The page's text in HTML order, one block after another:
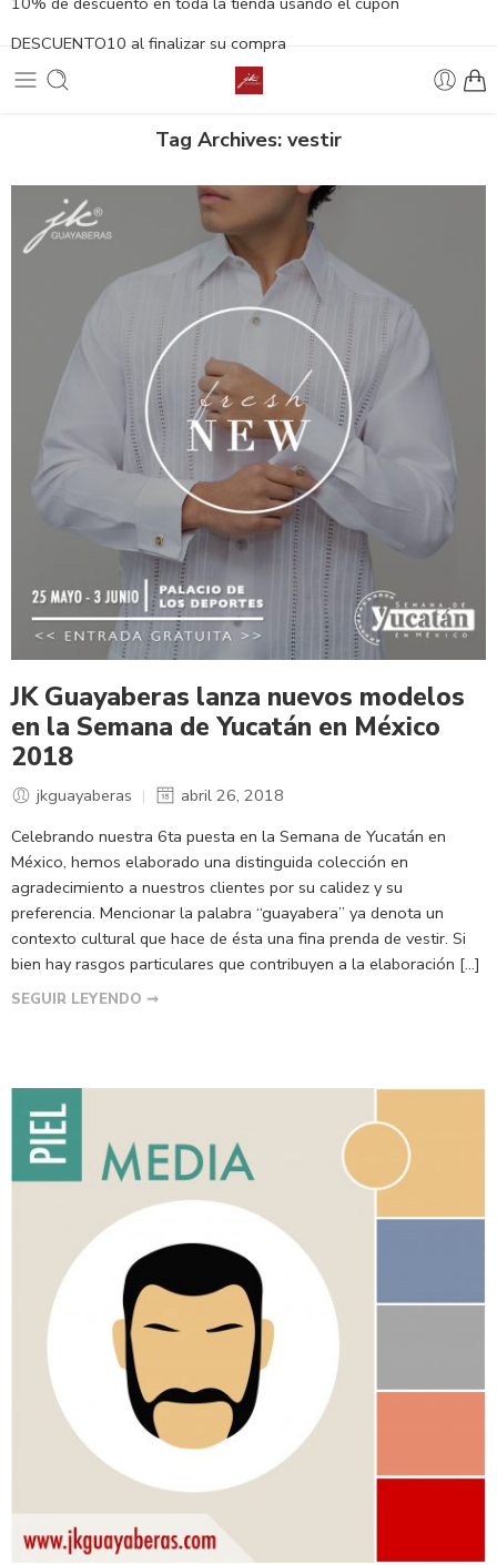
DESCUENTO10 al finalizar su compra
Tag Archives: vestir
JK Guayaberas lanza nuevos modelos
en la Semana de Yucatán en México
2018
jkguayaberas
abril 26, 2018
Celebrando nuestra 6ta puesta en la Semana de Yucatán en
México, hemos elaborado una distinguida colección en
agradecimiento a nuestros clientes por su calidez y su
preferencia. Mencionar la palabra “guayabera” ya denota un
contexto cultural que hace de ésta una fina prenda de vestir. Si
bien hay rasgos particulares que contribuyen a la elaboración […]
SEGUIR LEYENDO ➞